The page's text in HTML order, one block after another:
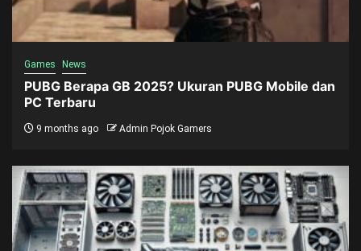
Games News
PUBG Berapa GB 2025? Ukuran PUBG Mobile dan
PC Terbaru
9 months ago Admin Pojok Gamers